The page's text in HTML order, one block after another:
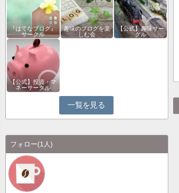
『はてなブログ』
サークル
趣味のブログを楽
しむ会
【公式】趣味サー
クル
【公式】投資・マ
ネーサークル
一覧を見る
フォロー(1人)